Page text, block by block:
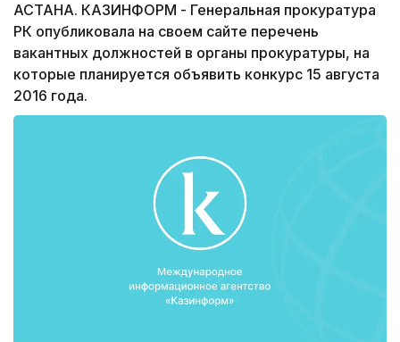
АСТАНА. КАЗИНФОРМ - Генеральная прокуратура
РК опубликовала на своем сайте перечень
вакантных должностей в органы прокуратуры, на
которые планируется объявить конкурс 15 августа
2016 года.